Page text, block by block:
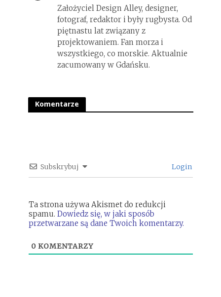
Założyciel Design Alley, designer,
fotograf, redaktor i były rugbysta. Od
piętnastu lat związany z
projektowaniem. Fan morza i
wszystkiego, co morskie. Aktualnie
zacumowany w Gdańsku.
Komentarze
Subskrybuj Login
Ta strona używa Akismet do redukcji
spamu. Dowiedz się, w jaki sposób
przetwarzane są dane Twoich komentarzy.
0KOMENTARZY